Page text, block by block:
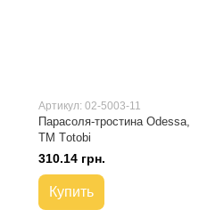
Артикул: 02-5003-11
Парасоля-тростина Odessa,
ТМ Тotobi
310.14 грн.
Купить